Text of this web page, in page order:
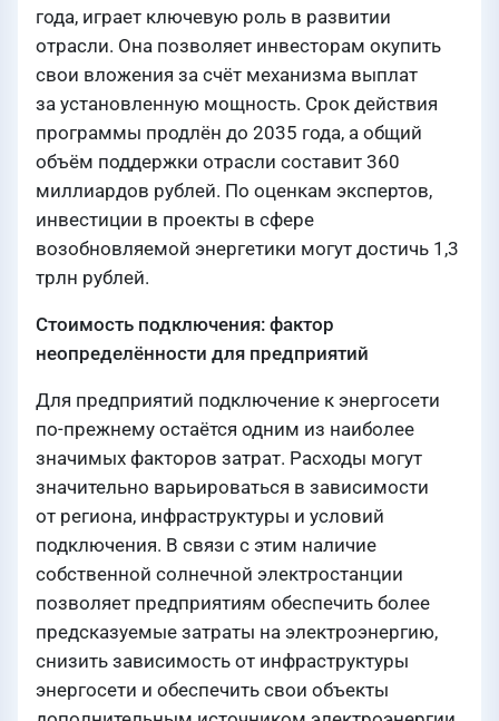
года, играет ключевую роль в развитии
отрасли. Она позволяет инвесторам окупить
свои вложения за счёт механизма выплат
за установленную мощность. Срок действия
программы продлён до 2035 года, а общий
объём поддержки отрасли составит 360
миллиардов рублей. По оценкам экспертов,
инвестиции в проекты в сфере
возобновляемой энергетики могут достичь 1,3
трлн рублей.
Стоимость подключения: фактор
неопределённости для предприятий
Для предприятий подключение к энергосети
по-прежнему остаётся одним из наиболее
значимых факторов затрат. Расходы могут
значительно варьироваться в зависимости
от региона, инфраструктуры и условий
подключения. В связи с этим наличие
собственной солнечной электростанции
позволяет предприятиям обеспечить более
предсказуемые затраты на электроэнергию,
снизить зависимость от инфраструктуры
энергосети и обеспечить свои объекты